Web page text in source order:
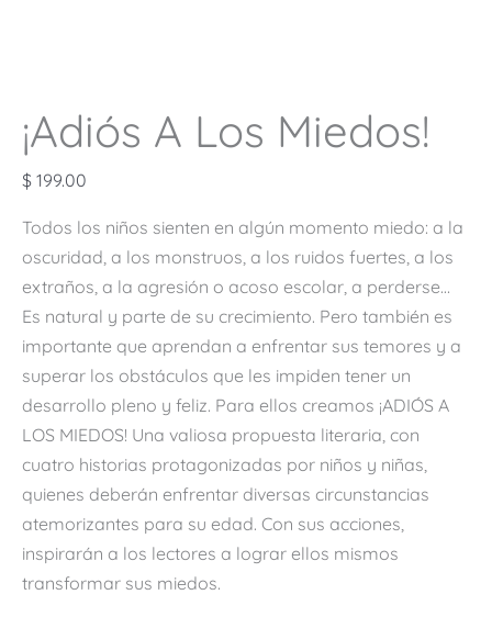
¡Adiós A Los Miedos!
$ 199.00
Todos los niños sienten en algún momento miedo: a la
oscuridad, a los monstruos, a los ruidos fuertes, a los
extraños, a la agresión o acoso escolar, a perderse…
Es natural y parte de su crecimiento. Pero también es
importante que aprendan a enfrentar sus temores y a
superar los obstáculos que les impiden tener un
desarrollo pleno y feliz. Para ellos creamos ¡ADIÓS A
LOS MIEDOS! Una valiosa propuesta literaria, con
cuatro historias protagonizadas por niños y niñas,
quienes deberán enfrentar diversas circunstancias
atemorizantes para su edad. Con sus acciones,
inspirarán a los lectores a lograr ellos mismos
transformar sus miedos.